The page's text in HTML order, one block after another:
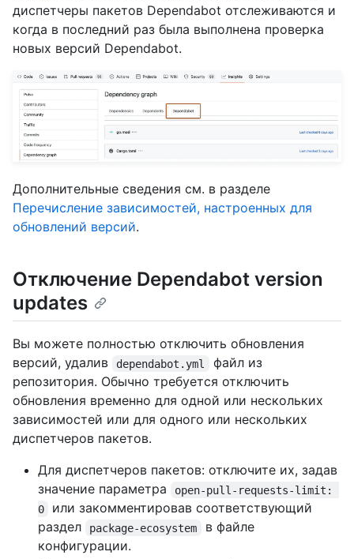
диспетчеры пакетов Dependabot отслеживаются и
когда в последний раз была выполнена проверка
новых версий Dependabot.
Дополнительные сведения см. в разделе
Перечисление зависимостей, настроенных для
обновлений версий.
Отключение Dependabot version
updates
Вы можете полностью отключить обновления
версий, удалив
dependabot.yml
файл из
репозитория. Обычно требуется отключить
обновления временно для одной или нескольких
зависимостей или для одного или нескольких
диспетчеров пакетов.
Для диспетчеров пакетов: отключите их, задав
значение параметра
open-pull-requests-limit:
0
или закомментировав соответствующий
раздел
package-ecosystem
в файле
конфигурации.